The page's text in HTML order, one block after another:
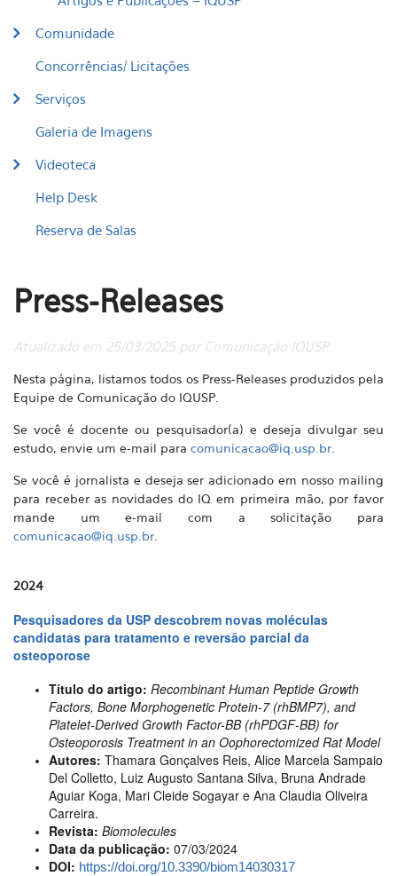
Comunidade
Concorrências/ Licitações
Serviços
Galeria de Imagens
Videoteca
Help Desk
Reserva de Salas
Press-Releases
Atualizado em 25/03/2025 por Comunicação IQUSP
Nesta página, listamos todos os Press-Releases produzidos pela
Equipe de Comunicação do IQUSP.
Se você é docente ou pesquisador(a) e deseja divulgar seu
estudo, envie um e-mail para comunicacao@iq.usp.br
Se você é jornalista e deseja ser adicionado em nosso mailing
para receber as novidades do IQ em primeira mão, por favor
mande um e-mail com a solicitação para
comunicacao@iq.usp.br
2024
Pesquisadores da USP descobrem novas moléculas
candidatas para tratamento e reversão parcial da
osteoporose
Título do artigo: Recombinant Human Peptide Growth
Factors, Bone Morphogenetic Protein-7 (rhBMP7), and
Platelet-Derived Growth Factor-BB (rhPDGF-BB) for
Osteoporosis Treatment in an Oophorectomized Rat Model
Autores: Thamara Gonçalves Reis, Alice Marcela Sampaio
Del Colletto, Luiz Augusto Santana Silva, Bruna Andrade
Aguiar Koga, Mari Cleide Sogayar e Ana Claudia Oliveira
Carreira.
Revista: Biomolecules
Data da publicação: 07/03/2024
DOI: https://doi.org/10.3390/biom14030317